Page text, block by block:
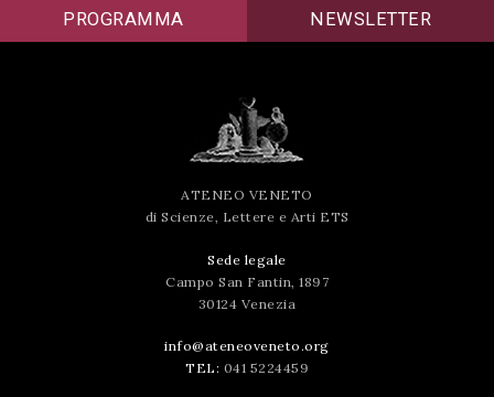
PROGRAMMA NEWSLETTER
ATENEO VENETO
di Scienze, Lettere e Arti ETS
Sede legale
Campo San Fantin, 1897
30124 Venezia
info@ateneoveneto.org
TEL: 041 5224459